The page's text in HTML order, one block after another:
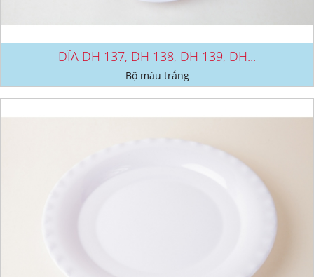
DĨA DH 137, DH 138, DH 139, DH...
Bộ màu trắng